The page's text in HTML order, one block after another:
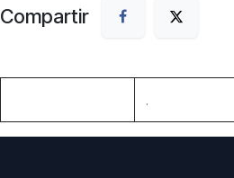
Compartir
.